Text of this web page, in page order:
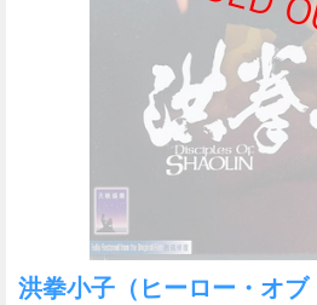
洪拳小子（ヒーロー・オ